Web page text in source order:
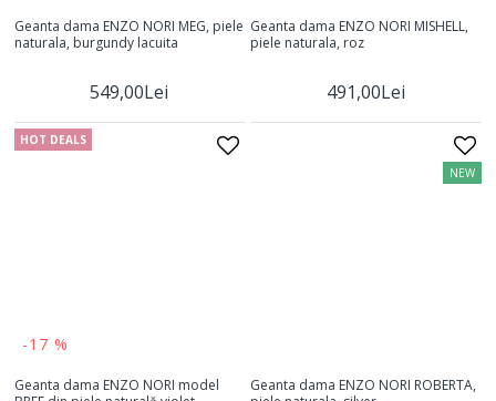
Geanta dama ENZO NORI MEG, piele
naturala, burgundy lacuita
549,00Lei
Geanta dama ENZO NORI MISHELL,
piele naturala, roz
491,00Lei
HOT DEALS
-17 %
Geanta dama ENZO NORI model
NEW
Geanta dama ENZO NORI ROBERTA,